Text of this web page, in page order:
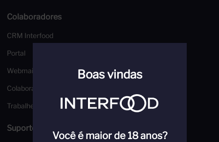
Colaboradores
CRM Interfood
Portal
Webmail
Colaborador
Trabalhe Conosco
Suporte e Segurança
Boas vindas
Você é maior de 18 anos?